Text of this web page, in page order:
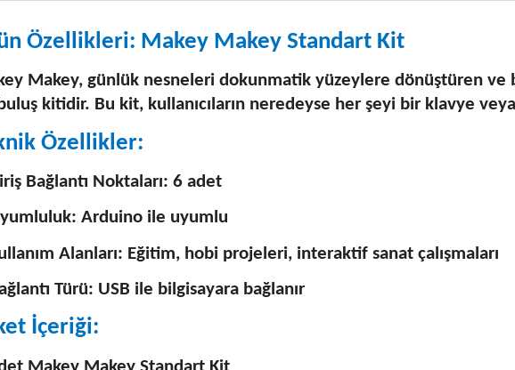
Özellikleri: Makey Makey Standart Kit
Makey, günlük nesneleri dokunmatik yüzeylere dönüştüren ve
kitidir. Bu kit, kullanıcıların neredeyse her şeyi bir klavye
Özellikler:
Bağlantı Noktaları: 6 adet
Arduino ile uyumlu
Alanları: Eğitim, hobi projeleri, interaktif sanat çalışmaları
Türü: USB ile bilgisayara bağlanır
İçeriği: